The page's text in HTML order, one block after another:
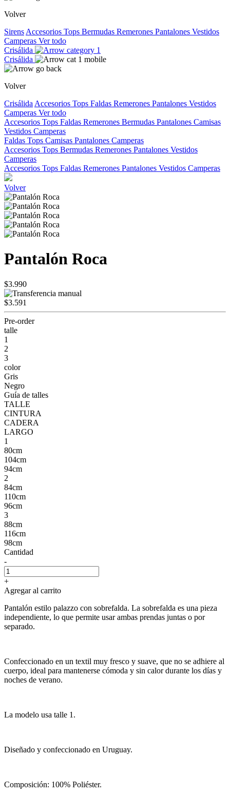
Volver
Sirens Accesorios Tops Bermudas Remerones Pantalones Vestidos
Camperas Ver todo
Crisálida
Crisálida
Volver
Crisálida Accesorios Tops Faldas Remerones Pantalones Vestidos
Camperas Ver todo
Accesorios Tops Faldas Remerones Bermudas Pantalones Camisas
Vestidos Camperas
Faldas Tops Camisas Pantalones Camperas
Accesorios Tops Bermudas Remerones Pantalones Vestidos
Camperas
Accesorios Tops Faldas Remerones Pantalones Vestidos Camperas
Volver
Pantalón Roca
$3.990
$3.591
Pre-order
talle
1
2
3
color
Gris
Negro
Guía de talles
TALLE
CINTURA
CADERA
LARGO
1
80cm
104cm
94cm
2
84cm
110cm
96cm
3
88cm
116cm
98cm
Cantidad
-
+
Agregar al carrito
Pantalón estilo palazzo con sobrefalda. La sobrefalda es una pieza
independiente, lo que permite usar ambas prendas juntas o por
separado.
Confeccionado en un textil muy fresco y suave, que no se adhiere al
cuerpo, ideal para mantenerse cómoda y sin calor durante los días y
noches de verano.
La modelo usa talle 1.
Diseñado y confeccionado en Uruguay.
Composición: 100% Poliéster.